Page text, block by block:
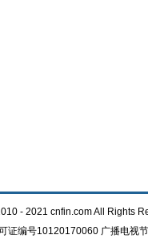
- 2021 cnfin.com All Rights
证编号10120170060 广播电视